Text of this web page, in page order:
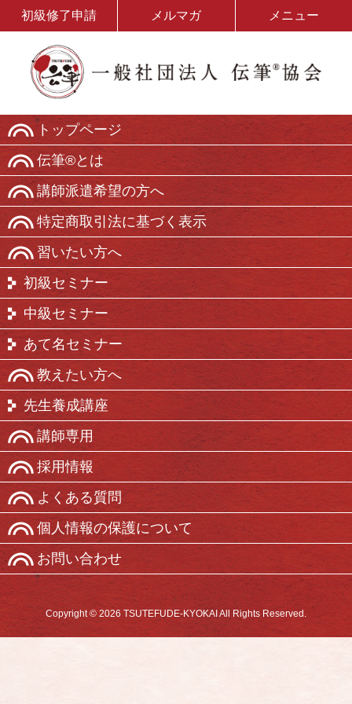
初級修了申請 メルマガ メニュー
トップページ
伝筆®とは
講師派遣希望の方へ
特定商取引法に基づく表示
習いたい方へ
初級セミナー
中級セミナー
あて名セミナー
教えたい方へ
先生養成講座
講師専用
採用情報
よくある質問
個人情報の保護について
お問い合わせ
Copyright © 2026 TSUTEFUDE-KYOKAI All Rights Reserved.